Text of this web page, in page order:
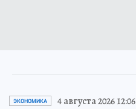
ЭКОНОМИКА 4 августа 2026 12:06